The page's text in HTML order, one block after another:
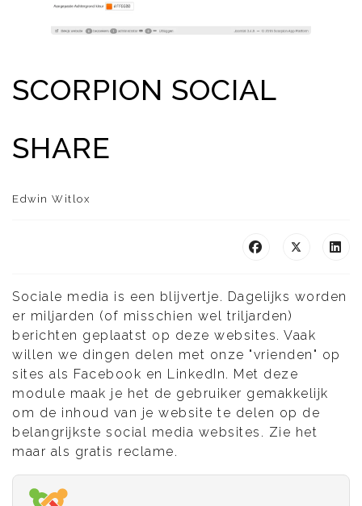
SCORPION SOCIAL
SHARE
Edwin Witlox
Sociale media is een blijvertje. Dagelijks worden
er miljarden (of misschien wel triljarden)
berichten geplaatst op deze websites. Vaak
willen we dingen delen met onze "vrienden" op
sites als Facebook en LinkedIn. Met deze
module maak je het de gebruiker gemakkelijk
om de inhoud van je website te delen op de
belangrijkste social media websites. Zie het
maar als gratis reclame.